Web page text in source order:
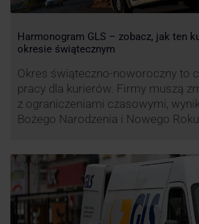
Harmonogram GLS – zobacz, jak ten
okresie świątecznym
Okres świąteczno-noworoczny to
pracy dla kurierów. Firmy muszą
z ograniczeniami czasowymi,
Bożego Narodzenia i Nowego
firm. Zobacz harmonogram GLS